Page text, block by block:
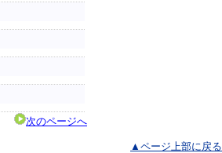
次のページへ
▲ページ上部に戻る